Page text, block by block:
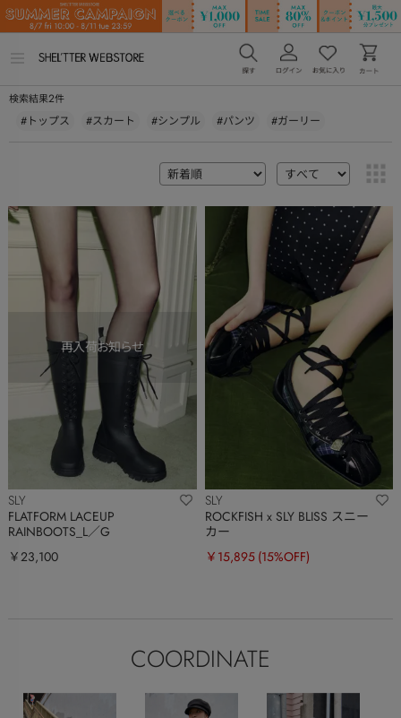
ー
を
検索結果2件
#トップス #スカート #シンプル #パンツ #ガーリー
SLY
FLATFORM LACEUP
RAINBOOTS_L／G
￥23,100
SLY
ROCKFISH x SLY BLISS スニー
カー
￥15,895 (15%OFF)
COORDINATE